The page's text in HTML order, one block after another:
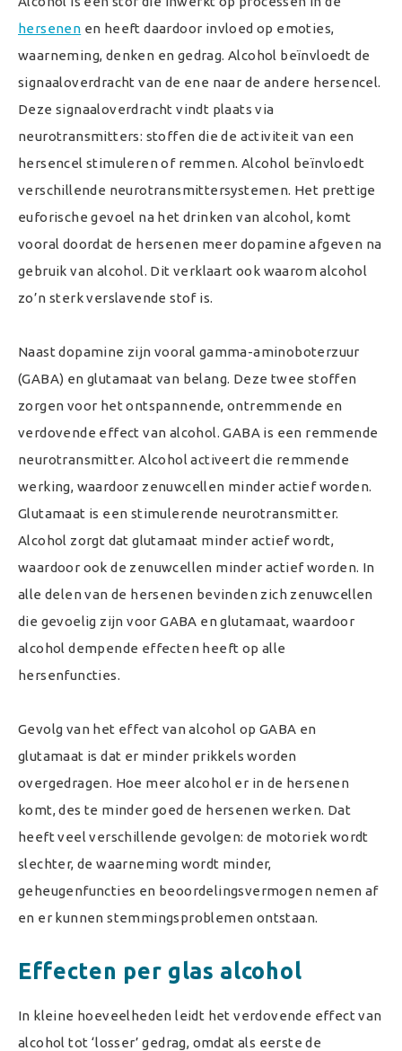
hersenen en heeft daardoor invloed op emoties,
waarneming, denken en gedrag. Alcohol beïnvloedt de
signaaloverdracht van de ene naar de andere hersencel.
Deze signaaloverdracht vindt plaats via
neurotransmitters: stoffen die de activiteit van een
hersencel stimuleren of remmen. Alcohol beïnvloedt
verschillende neurotransmittersystemen. Het prettige
euforische gevoel na het drinken van alcohol, komt
vooral doordat de hersenen meer dopamine afgeven na
gebruik van alcohol. Dit verklaart ook waarom alcohol
zo’n sterk verslavende stof is.
Naast dopamine zijn vooral gamma-aminoboterzuur
(GABA) en glutamaat van belang. Deze twee stoffen
zorgen voor het ontspannende, ontremmende en
verdovende effect van alcohol. GABA is een remmende
neurotransmitter. Alcohol activeert die remmende
werking, waardoor zenuwcellen minder actief worden.
Glutamaat is een stimulerende neurotransmitter.
Alcohol zorgt dat glutamaat minder actief wordt,
waardoor ook de zenuwcellen minder actief worden. In
alle delen van de hersenen bevinden zich zenuwcellen
die gevoelig zijn voor GABA en glutamaat, waardoor
alcohol dempende effecten heeft op alle
hersenfuncties.
Gevolg van het effect van alcohol op GABA en
glutamaat is dat er minder prikkels worden
overgedragen. Hoe meer alcohol er in de hersenen
komt, des te minder goed de hersenen werken. Dat
heeft veel verschillende gevolgen: de motoriek wordt
slechter, de waarneming wordt minder,
geheugenfuncties en beoordelingsvermogen nemen af
en er kunnen stemmingsproblemen ontstaan.
Effecten per glas alcohol
In kleine hoeveelheden leidt het verdovende effect van
alcohol tot ‘losser’ gedrag, omdat als eerste de